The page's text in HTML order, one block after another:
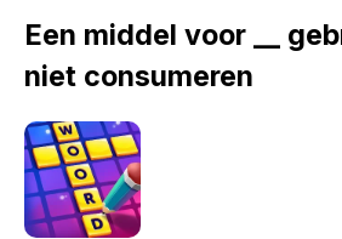
Een middel voor __
niet consumeren